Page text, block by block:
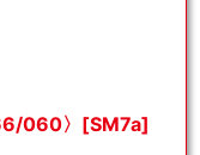
060〉[SM7a]